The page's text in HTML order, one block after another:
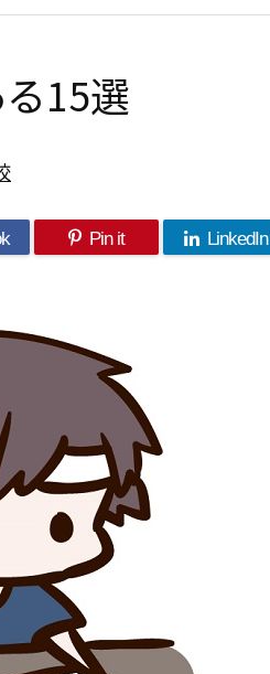
15選
Pin it LinkedIn